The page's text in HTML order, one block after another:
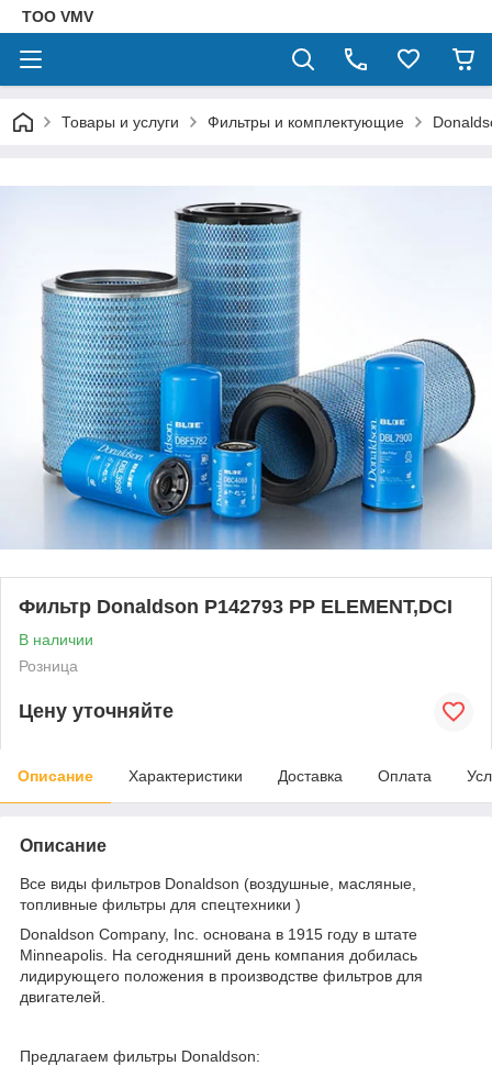
ТОО VMV
Товары и услуги Фильтры и комплектующие
Фильтр Donaldson P142793 PP ELEMENT,DCI
В наличии
Розница
Цену уточняйте
Описание Характеристики Доставка Оплата
Описание
Все виды фильтров Donaldson (воздушные, масляные,
топливные фильтры для спецтехники )
Donaldson Company, Inc. основана в 1915 году в штате
Minneapolis. На сегодняшний день компания добилась
лидирующего положения в производстве фильтров для
двигателей.
Предлагаем фильтры Donaldson: